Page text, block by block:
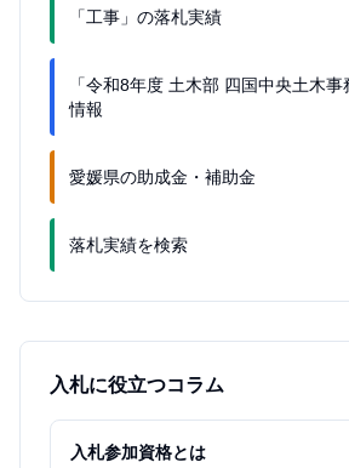
「工事」の落札実績
「令和8年度 土木部 四国中央土木事
情報
愛媛県の助成金・補助金
落札実績を検索
入札に役立つコラム
入札参加資格とは